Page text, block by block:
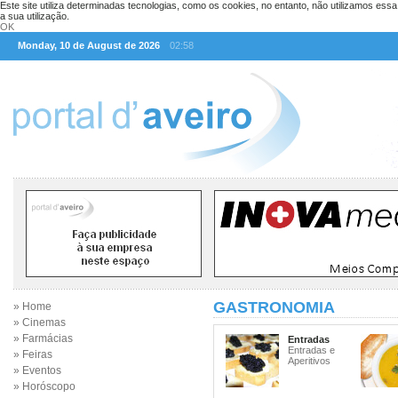
Este site utiliza determinadas tecnologias, como os cookies, no entanto, não utilizamos
a sua utilização.
OK
Monday, 10 de August de 2026
02:58
» Home
» Cinemas
» Farmácias
» Feiras
» Eventos
» Horóscopo
GASTRONOMIA
Entradas
Entradas e
Aperitivos